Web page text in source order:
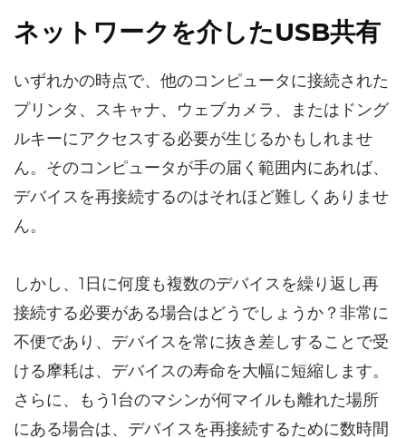
ネットワークを介したUSB共有
いずれかの時点で、他のコンピュータに接続された
プリンタ、スキャナ、ウェブカメラ、またはドング
ルキーにアクセスする必要が生じるかもしれませ
ん。そのコンピュータが手の届く範囲内にあれば、
デバイスを再接続するのはそれほど難しくありませ
ん。
しかし、1日に何度も複数のデバイスを繰り返し再
接続する必要がある場合はどうでしょうか？非常に
不便であり、デバイスを常に抜き差しすることで受
ける摩耗は、デバイスの寿命を大幅に短縮します。
さらに、もう1台のマシンが何マイルも離れた場所
にある場合は、デバイスを再接続するために数時間